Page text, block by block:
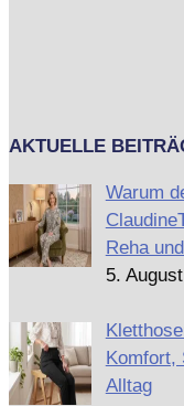
AKTUELLE
Warum
Reha
5.
Komfort,
Alltag